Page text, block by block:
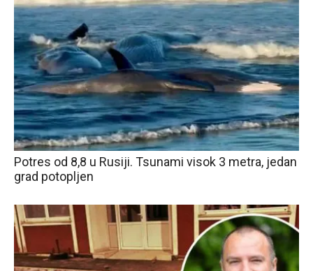
Potres od 8,8 u Rusiji. Tsunami visok 3 metra, jedan
grad potopljen